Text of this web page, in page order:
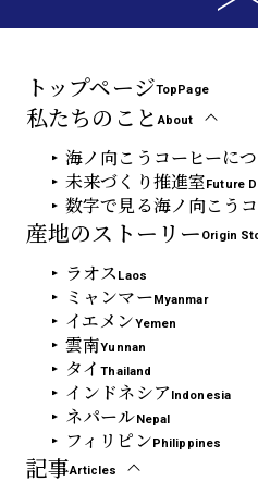
トップページTopPage
私たちのことAbout
海ノ向こうコーヒーに
未来づくり推進室Future
数字で見る海ノ向こう
産地のストーリー Origin
ラオス Laos
ミャンマーMyanmar
イエメンYemen
雲南Yunnan
タイThailand
インドネシア Indonesia
ネパールNepal
フィリピンPhilippines
記事Articles